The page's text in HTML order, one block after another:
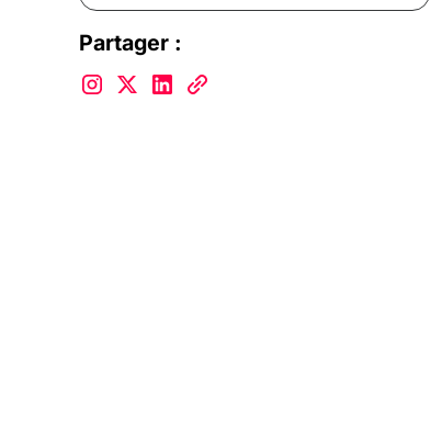
Partager :